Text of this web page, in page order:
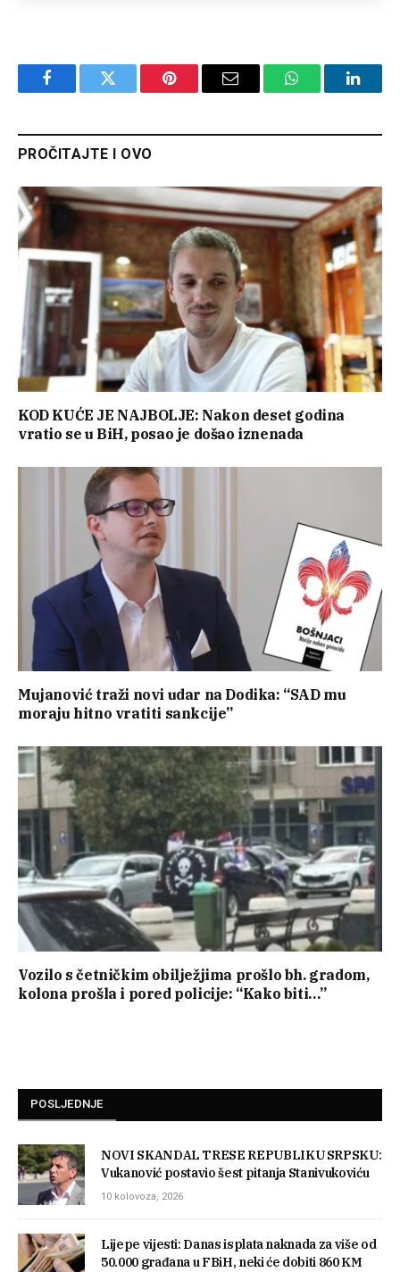
FacebookTwitter Pinterest Email WhatsApp
PROČITAJTE I OVO
KOD KUĆE JE NAJBOLJE: Nakon deset godina
vratio se u BiH, posao je došao iznenada
Mujanović traži novi udar na Dodika: “SAD mu
moraju hitno vratiti sankcije”
Vozilo s četničkim obilježjima prošlo bh. gradom,
kolona prošla i pored policije: “Kako biti…”
POSLJEDNJE
NOVI SKANDAL TRESE REPUBLIKU SRPSKU:
Vukanović postavio šest pitanja Stanivukoviću
10 kolovoza, 2026
Lijepe vijesti: Danas isplata naknada za više od
50.000 građana u FBiH, neki će dobiti 860 KM